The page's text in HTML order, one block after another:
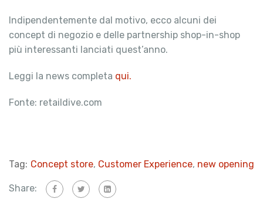
Indipendentemente dal motivo, ecco alcuni dei
concept di negozio e delle partnership shop-in-shop
più interessanti lanciati quest’anno.
Leggi la news completa qui.
Fonte: retaildive.com
Tag: Concept store, Customer Experience, new opening
Share: